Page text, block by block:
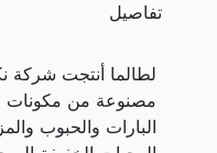
تفاصيل
لطالما أنتجت شركة
البارات والحبوب